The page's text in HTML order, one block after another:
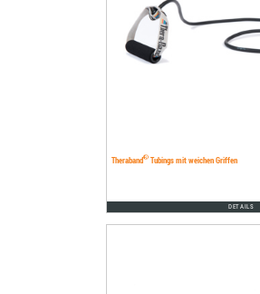
Theraband®Tubings mit weichen Griffen
DETAILS